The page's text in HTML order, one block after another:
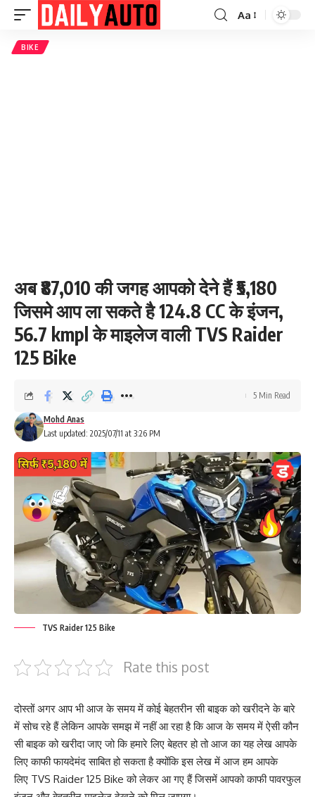
Font
Aa
BIKE
अब ₹87,010 की जगह आपको देने हैं ₹5,180
जिसमे आप ला सकते है 124.8 CC के इंजन,
56.7 kmpl के माइलेज वाली TVS Raider
125 Bike
Last updated: 2025/07/11 at 3:26 PM
Mohd Anas
5 Min Read
TVS Raider 125 Bike
Rate this post
दोस्तों अगर आप भी आज के समय में कोई बेहतरीन सी बाइक को खरीदने के बारे
में सोच रहे हैं लेकिन आपके समझ में नहीं आ रहा है कि आज के समय में ऐसी कौन
सी बाइक को खरीदा जाए जो कि हमारे लिए बेहतर हो तो आज का यह लेख आपके
लिए काफी फायदेमंद साबित हो सकता है क्योंकि इस लेख में आज हम आपके
लिए TVS Raider 125 Bike को लेकर आ गए हैं जिसमें आपको काफी पावरफुल